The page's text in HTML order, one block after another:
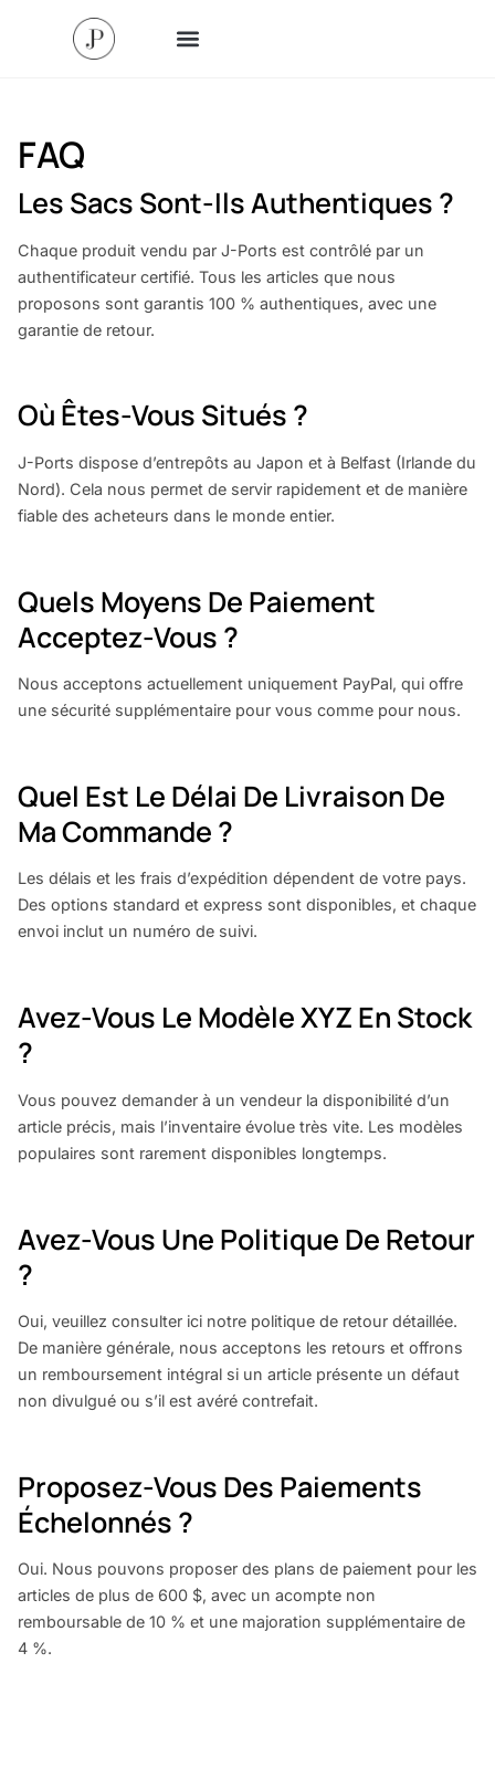
FAQ
Les Sacs Sont-Ils Authentiques ?
Chaque produit vendu par J-Ports est contrôlé par un
authentificateur certifié. Tous les articles que nous
proposons sont garantis 100 % authentiques, avec une
garantie de retour.
Où Êtes-Vous Situés ?
J-Ports dispose d’entrepôts au Japon et à Belfast (Irlande du
Nord). Cela nous permet de servir rapidement et de manière
fiable des acheteurs dans le monde entier.
Quels Moyens De Paiement
Acceptez-Vous ?
Nous acceptons actuellement uniquement PayPal, qui offre
une sécurité supplémentaire pour vous comme pour nous.
Quel Est Le Délai De Livraison De
Ma Commande ?
Les délais et les frais d’expédition dépendent de votre pays.
Des options standard et express sont disponibles, et chaque
envoi inclut un numéro de suivi.
Avez-Vous Le Modèle XYZ En Stock
?
Vous pouvez demander à un vendeur la disponibilité d’un
article précis, mais l’inventaire évolue très vite. Les modèles
populaires sont rarement disponibles longtemps.
Avez-Vous Une Politique De Retour
?
Oui, veuillez consulter ici notre politique de retour détaillée.
De manière générale, nous acceptons les retours et offrons
un remboursement intégral si un article présente un défaut
non divulgué ou s’il est avéré contrefait.
Proposez-Vous Des Paiements
Échelonnés ?
Oui. Nous pouvons proposer des plans de paiement pour les
articles de plus de 600 $, avec un acompte non
remboursable de 10 % et une majoration supplémentaire de
4 %.